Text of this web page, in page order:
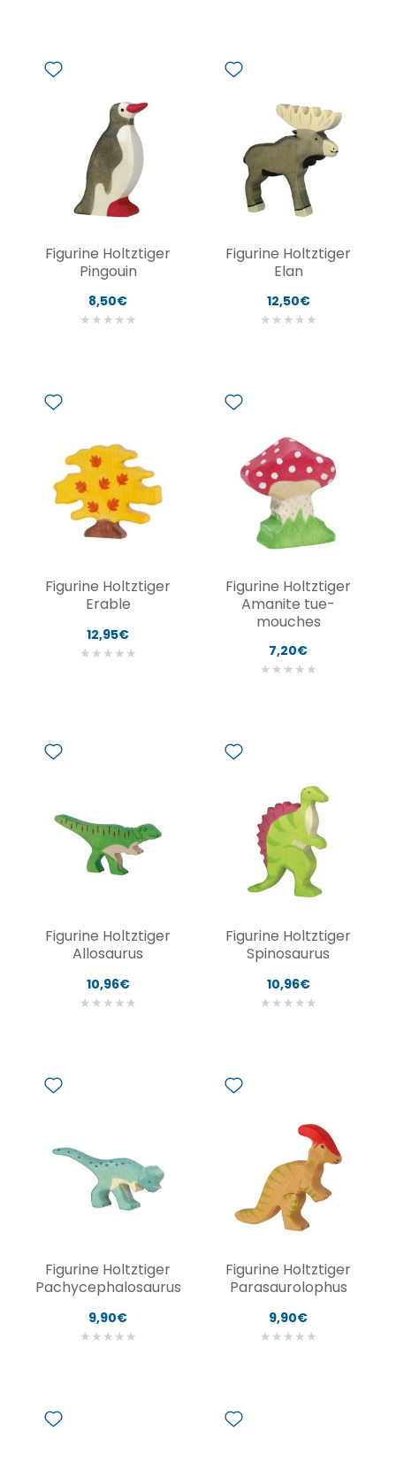
Figurine Holtztiger
Pingouin
8,50€
★ ★ ★ ★ ★
Figurine Holtztiger
Elan
12,50€
★ ★ ★ ★ ★
Figurine Holtztiger
Erable
12,95€
★ ★ ★ ★ ★
Figurine Holtztiger
Amanite tue-
mouches
7,20€
★ ★ ★ ★ ★
Figurine Holtztiger
Allosaurus
10,96€
★ ★ ★ ★ ★
Figurine Holtztiger
Spinosaurus
10,96€
★ ★ ★ ★ ★
Figurine Holtztiger
Pachycephalosaurus
9,90€
★ ★ ★ ★ ★
Figurine Holtztiger
Parasaurolophus
9,90€
★ ★ ★ ★ ★